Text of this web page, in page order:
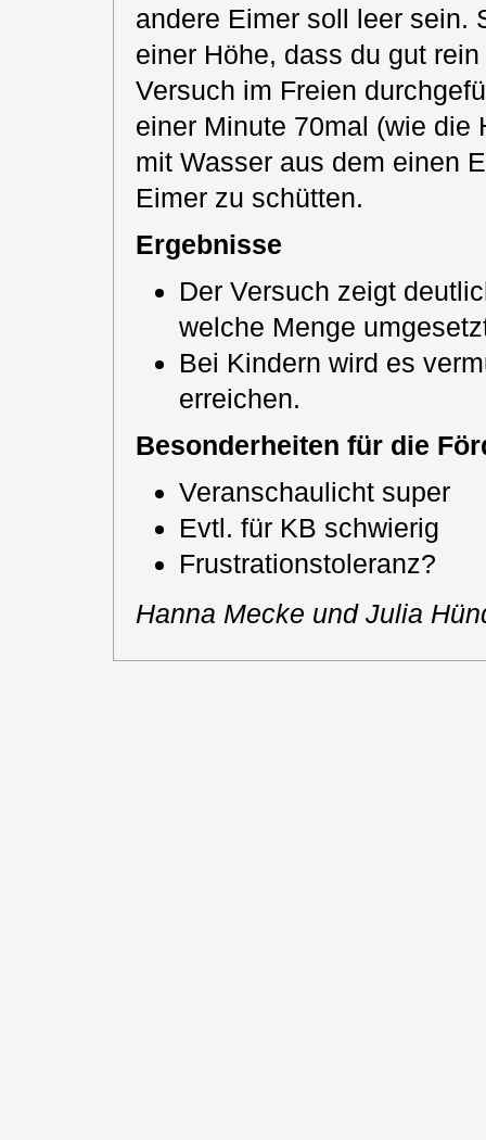
andere Eimer soll leer sein.
einer Höhe, dass du gut
Versuch im Freien
einer Minute 70mal (wie die
mit Wasser aus dem einen
Eimer zu schütten.
Ergebnisse
Der Versuch zeigt
welche Menge
Bei Kindern wird es
erreichen.
Besonderheiten für die
Veranschaulicht super
Evtl. für KB schwierig
Frustrationstoleranz?
Hanna Mecke und Julia